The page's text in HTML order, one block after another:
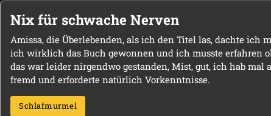
Nix für schwache Nerven
Amissa, die Überlebenden, als ich den Titel las, dachte ich
ich wirklich das Buch gewonnen und ich musste erfahren
das war leider nirgendwo gestanden, Mist, gut, ich hab mal
fremd und erforderte natürlich Vorkenntnisse.
Schlafmurmel